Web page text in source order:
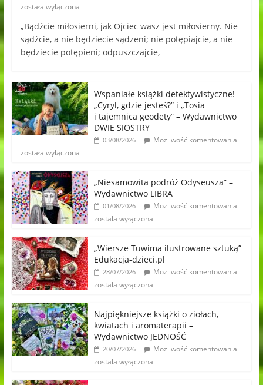
została wyłączona
„Bądźcie miłosierni, jak Ojciec wasz jest miłosierny. Nie
sądźcie, a nie będziecie sądzeni; nie potępiajcie, a nie
będziecie potępieni; odpuszczajcie,
Wspaniałe książki detektywistyczne!
„Cyryl, gdzie jesteś?” i „Tosia
i tajemnica geodety” – Wydawnictwo
DWIE SIOSTRY
03/08/2026
Możliwość komentowania
została wyłączona
„Niesamowita podróż Odyseusza” –
Wydawnictwo LIBRA
01/08/2026
Możliwość komentowania
została wyłączona
„Wiersze Tuwima ilustrowane sztuką”
Edukacja-dzieci.pl
28/07/2026
Możliwość komentowania
została wyłączona
Najpiękniejsze książki o ziołach,
kwiatach i aromaterapii –
Wydawnictwo JEDNOŚĆ
20/07/2026
Możliwość komentowania
została wyłączona